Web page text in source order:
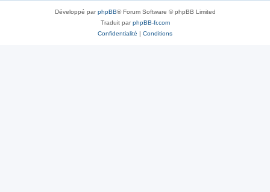
Développé parphpBB® Forum Software © phpBB Limited
Traduit parphpBB-fr.com
Confidentialité | Conditions